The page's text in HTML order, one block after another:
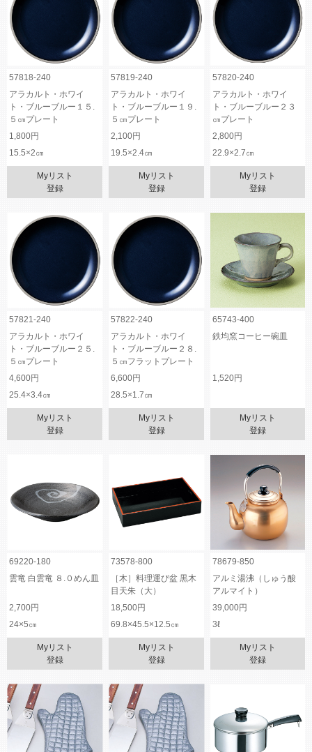
57818-240 57819-240
57820-240
アラカルト・ホワイ
ト・ブルーブルー１５.
５㎝プレート
アラカルト・ホワイ
ト・ブルーブルー１９.
５㎝プレート
アラカルト・ホワイ
ト・ブルーブルー２３
㎝プレート
1,800円
2,100円
2,800円
15.5×2㎝
19.5×2.4㎝ 22.9×2.7㎝
Myリスト
登録
Myリスト
登録
Myリスト
登録
57821-240 57822-240
65743-400
アラカルト・ホワイ
ト・ブルーブルー２５.
５㎝プレート
アラカルト・ホワイ
ト・ブルーブルー２８.
５㎝フラットプレート
鉄均窯コーヒー碗皿
4,600円 6,600円
1,520円
25.4×3.4㎝
28.5×1.7㎝
Myリスト
登録
Myリスト
登録
Myリスト
登録
69220-180 73578-800
78679-850
雲竜 白雲竜 ８.０めん皿
［木］料理運び盆 黒木
目天朱（大）
アルミ湯沸（しゅう酸
アルマイト）
2,700円
18,500円
39,000円
24×5㎝
69.8×45.5×12.5㎝ 3ℓ
Myリスト
登録
Myリスト
登録
Myリスト
登録